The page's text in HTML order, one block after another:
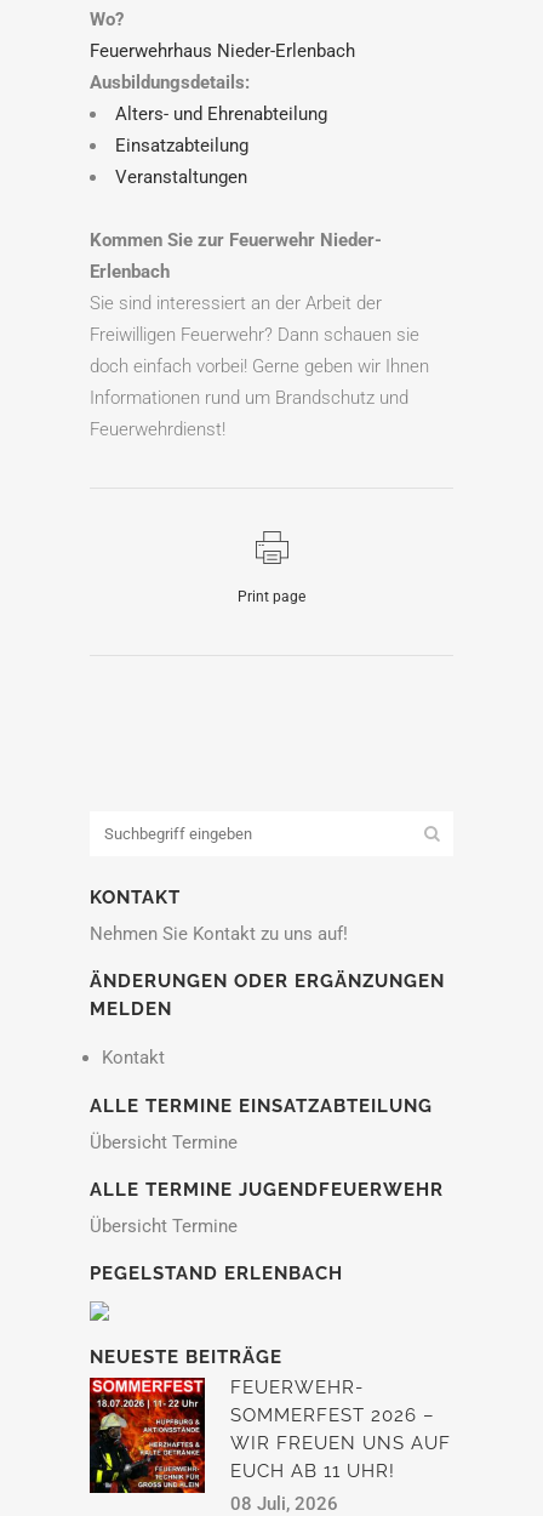
Wo?
Feuerwehrhaus Nieder-Erlenbach
Ausbildungsdetails:
Alters- und Ehrenabteilung
Einsatzabteilung
Veranstaltungen
Kommen Sie zur Feuerwehr Nieder-
Erlenbach
Sie sind interessiert an der Arbeit der
Freiwilligen Feuerwehr? Dann schauen sie
doch einfach vorbei! Gerne geben wir Ihnen
Informationen rund um Brandschutz und
Feuerwehrdienst!
Print page
KONTAKT
Nehmen Sie Kontakt zu uns auf!
ÄNDERUNGEN ODER ERGÄNZUNGEN
MELDEN
Kontakt
ALLE TERMINE EINSATZABTEILUNG
Übersicht Termine
ALLE TERMINE JUGENDFEUERWEHR
Übersicht Termine
PEGELSTAND ERLENBACH
NEUESTE BEITRÄGE
FEUERWEHR-
SOMMERFEST 2026 –
WIR FREUEN UNS AUF
EUCH AB 11 UHR!
08 Juli, 2026